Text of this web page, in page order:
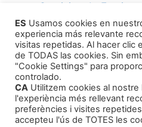
Servicios de Escritura
Consultor para
Cómo Publicar tu
Agentes Literarios(1)
ES Usamos cookies en
experiencia más relevante
visitas repetidas. Al hacer clic
de TODAS las cookies. Sin
"Cookie Settings" para
controlado.
CA Utilitzem cookies al
l'experiència més rellevant
preferències i visites
accepteu l'ús de TOTES les